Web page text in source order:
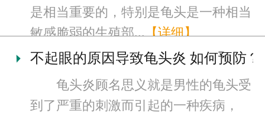
是相当重要的，特别是龟头是一种相当
敏感脆弱的生殖部...【详细】
不起眼的原因导致龟头炎 如何预防？
龟头炎顾名思义就是男性的龟头受
到了严重的刺激而引起的一种疾病，